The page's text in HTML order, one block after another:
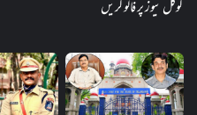
گوگل نیوز پر فالو کریں